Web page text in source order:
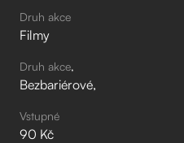
Druh akce
Filmy
Druh akce
Bezbariérové
Vstupné
90 Kč